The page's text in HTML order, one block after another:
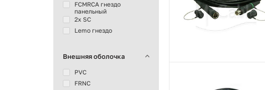
FCMRCA гнездо
панельный
2x SC
Lemo гнездо
Внешняя оболочка
PVC
FRNC